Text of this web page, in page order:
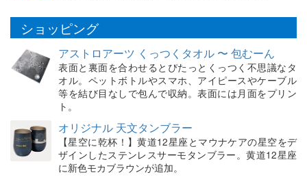
ショッピング
アストロアーツ くっつくタオル 〜 包むーん
表面と裏面を合わせるとぴたっとくっつく不思議なタ
オル。ペットボトルやスマホ、アイピースやケーブル
等を結び目なしで包んで収納。表面には月面をプリン
ト。
オリジナル 天文タンブラー
【星空に乾杯！】黄道12星座とマウナケアの星空をデ
ザインしたステンレスサーモタンブラー。黄道12星座
に新色モカブラウンが追加。